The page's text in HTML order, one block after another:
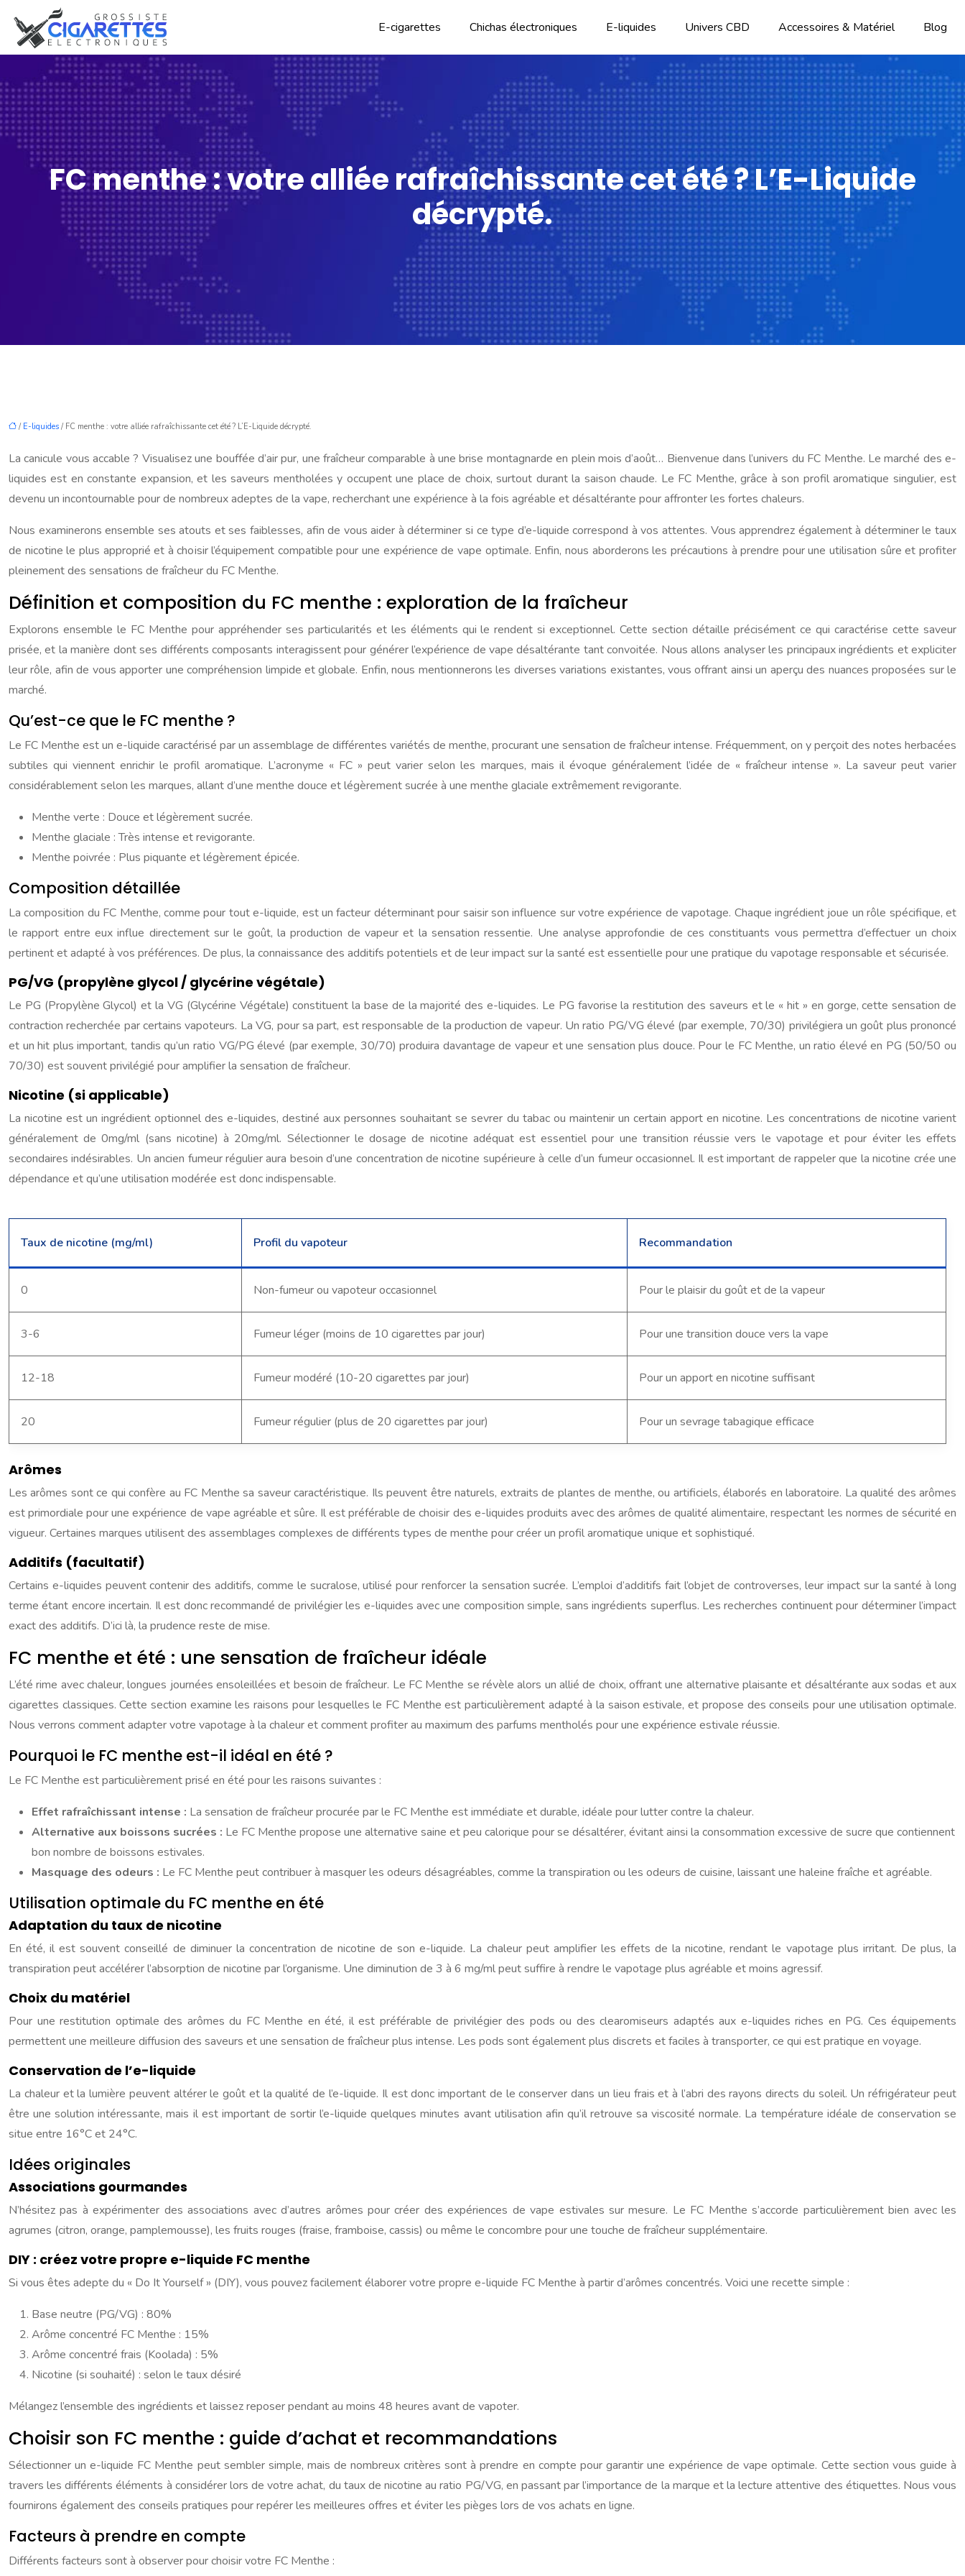
E-cigarettes Chichas électroniques E-liquides Univers CBD Accessoires & Matériel Blog
FC menthe : votre alliée rafraîchissante cet été ? L’E-Liquide
décrypté.
/ E-liquides / FC menthe : votre alliée rafraîchissante cet été ? L’E-Liquide décrypté.
La canicule vous accable ? Visualisez une bouffée d’air pur, une fraîcheur comparable à une brise montagnarde en plein mois d’août… Bienvenue dans l’univers du FC Menthe. Le marché des e-
liquides est en constante expansion, et les saveurs mentholées y occupent une place de choix, surtout durant la saison chaude. Le FC Menthe, grâce à son profil aromatique singulier, est
devenu un incontournable pour de nombreux adeptes de la vape, recherchant une expérience à la fois agréable et désaltérante pour affronter les fortes chaleurs.
Nous examinerons ensemble ses atouts et ses faiblesses, afin de vous aider à déterminer si ce type d’e-liquide correspond à vos attentes. Vous apprendrez également à déterminer le taux
de nicotine le plus approprié et à choisir l’équipement compatible pour une expérience de vape optimale. Enfin, nous aborderons les précautions à prendre pour une utilisation sûre et profiter
pleinement des sensations de fraîcheur du FC Menthe.
Définition et composition du FC menthe : exploration de la fraîcheur
Explorons ensemble le FC Menthe pour appréhender ses particularités et les éléments qui le rendent si exceptionnel. Cette section détaille précisément ce qui caractérise cette saveur
prisée, et la manière dont ses différents composants interagissent pour générer l’expérience de vape désaltérante tant convoitée. Nous allons analyser les principaux ingrédients et expliciter
leur rôle, afin de vous apporter une compréhension limpide et globale. Enfin, nous mentionnerons les diverses variations existantes, vous offrant ainsi un aperçu des nuances proposées sur le
marché.
Qu’est-ce que le FC menthe ?
Le FC Menthe est un e-liquide caractérisé par un assemblage de différentes variétés de menthe, procurant une sensation de fraîcheur intense. Fréquemment, on y perçoit des notes herbacées
subtiles qui viennent enrichir le profil aromatique. L’acronyme « FC » peut varier selon les marques, mais il évoque généralement l’idée de « fraîcheur intense ». La saveur peut varier
considérablement selon les marques, allant d’une menthe douce et légèrement sucrée à une menthe glaciale extrêmement revigorante.
Menthe verte : Douce et légèrement sucrée.
Menthe glaciale : Très intense et revigorante.
Menthe poivrée : Plus piquante et légèrement épicée.
Composition détaillée
La composition du FC Menthe, comme pour tout e-liquide, est un facteur déterminant pour saisir son influence sur votre expérience de vapotage. Chaque ingrédient joue un rôle spécifique, et
le rapport entre eux influe directement sur le goût, la production de vapeur et la sensation ressentie. Une analyse approfondie de ces constituants vous permettra d’effectuer un choix
pertinent et adapté à vos préférences. De plus, la connaissance des additifs potentiels et de leur impact sur la santé est essentielle pour une pratique du vapotage responsable et sécurisée.
PG/VG (propylène glycol / glycérine végétale)
Le PG (Propylène Glycol) et la VG (Glycérine Végétale) constituent la base de la majorité des e-liquides. Le PG favorise la restitution des saveurs et le « hit » en gorge, cette sensation de
contraction recherchée par certains vapoteurs. La VG, pour sa part, est responsable de la production de vapeur. Un ratio PG/VG élevé (par exemple, 70/30) privilégiera un goût plus prononcé
et un hit plus important, tandis qu’un ratio VG/PG élevé (par exemple, 30/70) produira davantage de vapeur et une sensation plus douce. Pour le FC Menthe, un ratio élevé en PG (50/50 ou
70/30) est souvent privilégié pour amplifier la sensation de fraîcheur.
Nicotine (si applicable)
La nicotine est un ingrédient optionnel des e-liquides, destiné aux personnes souhaitant se sevrer du tabac ou maintenir un certain apport en nicotine. Les concentrations de nicotine varient
généralement de 0mg/ml (sans nicotine) à 20mg/ml. Sélectionner le dosage de nicotine adéquat est essentiel pour une transition réussie vers le vapotage et pour éviter les effets
secondaires indésirables. Un ancien fumeur régulier aura besoin d’une concentration de nicotine supérieure à celle d’un fumeur occasionnel. Il est important de rappeler que la nicotine crée une
dépendance et qu’une utilisation modérée est donc indispensable.
Taux de nicotine (mg/ml) Profil du vapoteur Recommandation
0 Non-fumeur ou vapoteur occasionnel Pour le plaisir du goût et de la vapeur
3-6 Fumeur léger (moins de 10 cigarettes par jour) Pour une transition douce vers la vape
12-18 Fumeur modéré (10-20 cigarettes par jour) Pour un apport en nicotine suffisant
20 Fumeur régulier (plus de 20 cigarettes par jour) Pour un sevrage tabagique efficace
Arômes
Les arômes sont ce qui confère au FC Menthe sa saveur caractéristique. Ils peuvent être naturels, extraits de plantes de menthe, ou artificiels, élaborés en laboratoire. La qualité des arômes
est primordiale pour une expérience de vape agréable et sûre. Il est préférable de choisir des e-liquides produits avec des arômes de qualité alimentaire, respectant les normes de sécurité en
vigueur. Certaines marques utilisent des assemblages complexes de différents types de menthe pour créer un profil aromatique unique et sophistiqué.
Additifs (facultatif)
Certains e-liquides peuvent contenir des additifs, comme le sucralose, utilisé pour renforcer la sensation sucrée. L’emploi d’additifs fait l’objet de controverses, leur impact sur la santé à long
terme étant encore incertain. Il est donc recommandé de privilégier les e-liquides avec une composition simple, sans ingrédients superflus. Les recherches continuent pour déterminer l’impact
exact des additifs. D’ici là, la prudence reste de mise.
FC menthe et été : une sensation de fraîcheur idéale
L’été rime avec chaleur, longues journées ensoleillées et besoin de fraîcheur. Le FC Menthe se révèle alors un allié de choix, offrant une alternative plaisante et désaltérante aux sodas et aux
cigarettes classiques. Cette section examine les raisons pour lesquelles le FC Menthe est particulièrement adapté à la saison estivale, et propose des conseils pour une utilisation optimale.
Nous verrons comment adapter votre vapotage à la chaleur et comment profiter au maximum des parfums mentholés pour une expérience estivale réussie.
Pourquoi le FC menthe est-il idéal en été ?
Le FC Menthe est particulièrement prisé en été pour les raisons suivantes :
Effet rafraîchissant intense : La sensation de fraîcheur procurée par le FC Menthe est immédiate et durable, idéale pour lutter contre la chaleur.
Alternative aux boissons sucrées : Le FC Menthe propose une alternative saine et peu calorique pour se désaltérer, évitant ainsi la consommation excessive de sucre que contiennent
bon nombre de boissons estivales.
Masquage des odeurs : Le FC Menthe peut contribuer à masquer les odeurs désagréables, comme la transpiration ou les odeurs de cuisine, laissant une haleine fraîche et agréable.
Utilisation optimale du FC menthe en été
Adaptation du taux de nicotine
En été, il est souvent conseillé de diminuer la concentration de nicotine de son e-liquide. La chaleur peut amplifier les effets de la nicotine, rendant le vapotage plus irritant. De plus, la
transpiration peut accélérer l’absorption de nicotine par l’organisme. Une diminution de 3 à 6 mg/ml peut suffire à rendre le vapotage plus agréable et moins agressif.
Choix du matériel
Pour une restitution optimale des arômes du FC Menthe en été, il est préférable de privilégier des pods ou des clearomiseurs adaptés aux e-liquides riches en PG. Ces équipements
permettent une meilleure diffusion des saveurs et une sensation de fraîcheur plus intense. Les pods sont également plus discrets et faciles à transporter, ce qui est pratique en voyage.
Conservation de l’e-liquide
La chaleur et la lumière peuvent altérer le goût et la qualité de l’e-liquide. Il est donc important de le conserver dans un lieu frais et à l’abri des rayons directs du soleil. Un réfrigérateur peut
être une solution intéressante, mais il est important de sortir l’e-liquide quelques minutes avant utilisation afin qu’il retrouve sa viscosité normale. La température idéale de conservation se
situe entre 16°C et 24°C.
Idées originales
Associations gourmandes
N’hésitez pas à expérimenter des associations avec d’autres arômes pour créer des expériences de vape estivales sur mesure. Le FC Menthe s’accorde particulièrement bien avec les
agrumes (citron, orange, pamplemousse), les fruits rouges (fraise, framboise, cassis) ou même le concombre pour une touche de fraîcheur supplémentaire.
DIY : créez votre propre e-liquide FC menthe
Si vous êtes adepte du « Do It Yourself » (DIY), vous pouvez facilement élaborer votre propre e-liquide FC Menthe à partir d’arômes concentrés. Voici une recette simple :
Base neutre (PG/VG) : 80%
Arôme concentré FC Menthe : 15%
Arôme concentré frais (Koolada) : 5%
Nicotine (si souhaité) : selon le taux désiré
Mélangez l’ensemble des ingrédients et laissez reposer pendant au moins 48 heures avant de vapoter.
Choisir son FC menthe : guide d’achat et recommandations
Sélectionner un e-liquide FC Menthe peut sembler simple, mais de nombreux critères sont à prendre en compte pour garantir une expérience de vape optimale. Cette section vous guide à
travers les différents éléments à considérer lors de votre achat, du taux de nicotine au ratio PG/VG, en passant par l’importance de la marque et la lecture attentive des étiquettes. Nous vous
fournirons également des conseils pratiques pour repérer les meilleures offres et éviter les pièges lors de vos achats en ligne.
Facteurs à prendre en compte
Différents facteurs sont à observer pour choisir votre FC Menthe :